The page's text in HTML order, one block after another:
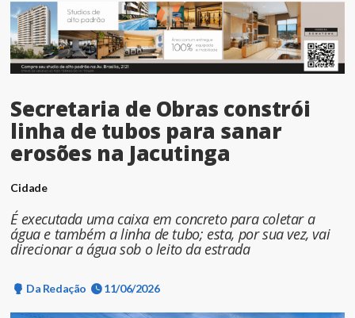
Secretaria de Obras constrói
linha de tubos para sanar
erosões na Jacutinga
Cidade
É executada uma caixa em concreto para coletar a
água e também a linha de tubo; esta, por sua vez, vai
direcionar a água sob o leito da estrada
Da Redação 11/06/2026